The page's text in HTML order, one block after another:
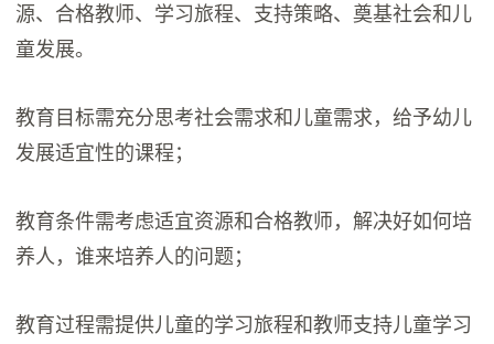
源、合格教师、学习旅程、支持策略、奠基社会和儿
童发展。
教育目标需充分思考社会需求和儿童需求，给予幼儿
发展适宜性的课程；
教育条件需考虑适宜资源和合格教师，解决好如何培
养人，谁来培养人的问题；
教育过程需提供儿童的学习旅程和教师支持儿童学习